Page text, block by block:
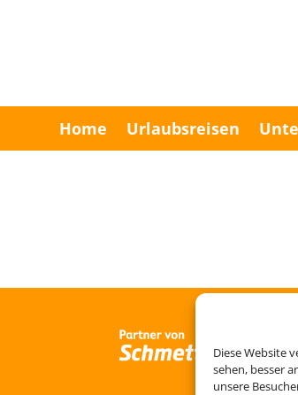
Diese Website
sehen, besser
unsere
Home Urlaubsreisen